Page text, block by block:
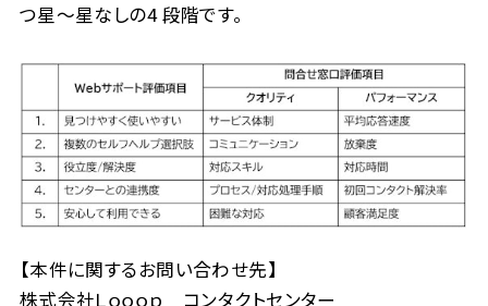
つ星〜星なしの4 段階です。
【本件に関するお問い合わせ先】
株式会社Ｌｏｏｏｐ コンタクトセンター